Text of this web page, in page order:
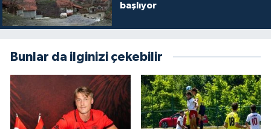
başlıyor
Bunlar da ilginizi çekebilir